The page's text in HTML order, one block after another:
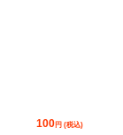
100円 (税込)